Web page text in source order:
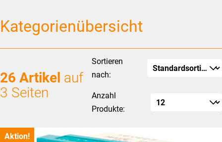
Kategorienübersicht
26 Artikel auf
3 Seiten
Sortieren
nach:
Anzahl
Produkte:
Aktion!